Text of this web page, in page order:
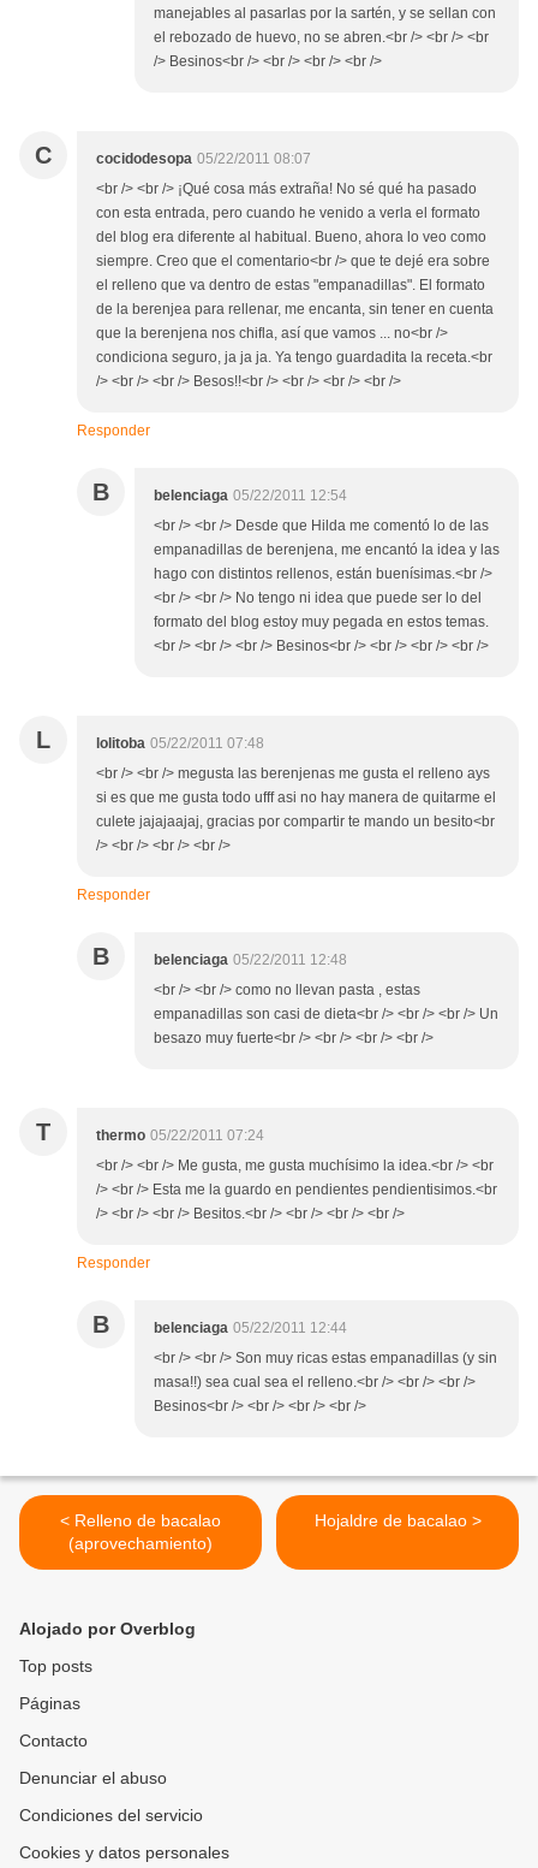
manejables al pasarlas por la sartén, y se sellan con
el rebozado de huevo, no se abren.<br /> <br /> <br
/> Besinos<br /> <br /> <br /> <br />
C cocidodesopa 05/22/2011 08:07
<br /> <br /> ¡Qué cosa más extraña! No sé qué ha pasado
con esta entrada, pero cuando he venido a verla el formato
del blog era diferente al habitual. Bueno, ahora lo veo como
siempre. Creo que el comentario<br /> que te dejé era sobre
el relleno que va dentro de estas "empanadillas". El formato
de la berenjea para rellenar, me encanta, sin tener en cuenta
que la berenjena nos chifla, así que vamos ... no<br />
condiciona seguro, ja ja ja. Ya tengo guardadita la receta.<br
/> <br /> <br /> Besos!!<br /> <br /> <br /> <br />
Responder
B belenciaga 05/22/2011 12:54
<br /> <br /> Desde que Hilda me comentó lo de las
empanadillas de berenjena, me encantó la idea y las
hago con distintos rellenos, están buenísimas.<br />
<br /> <br /> No tengo ni idea que puede ser lo del
formato del blog estoy muy pegada en estos temas.
<br /> <br /> <br /> Besinos<br /> <br /> <br /> <br />
L lolitoba 05/22/2011 07:48
<br /> <br /> megusta las berenjenas me gusta el relleno ays
si es que me gusta todo ufff asi no hay manera de quitarme el
culete jajajaajaj, gracias por compartir te mando un besito<br
/> <br /> <br /> <br />
Responder
B belenciaga 05/22/2011 12:48
<br /> <br /> como no llevan pasta , estas
empanadillas son casi de dieta<br /> <br /> <br /> Un
besazo muy fuerte<br /> <br /> <br /> <br />
T thermo 05/22/2011 07:24
<br /> <br /> Me gusta, me gusta muchísimo la idea.<br /> <br
/> <br /> Esta me la guardo en pendientes pendientisimos.<br
/> <br /> <br /> Besitos.<br /> <br /> <br /> <br />
Responder
B belenciaga 05/22/2011 12:44
<br /> <br /> Son muy ricas estas empanadillas (y sin
masa!!) sea cual sea el relleno.<br /> <br /> <br />
Besinos<br /> <br /> <br /> <br />
< Relleno de bacalao
(aprovechamiento)
Hojaldre de bacalao >
Alojado por Overblog
Top posts
Páginas
Contacto
Denunciar el abuso
Condiciones del servicio
Cookies y datos personales